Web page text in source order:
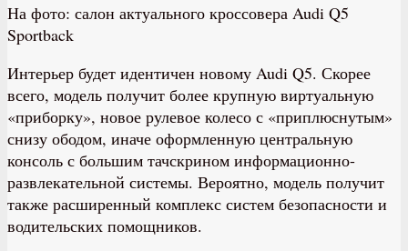
На фото: салон актуального кроссовера Audi Q5
Sportback
Интерьер будет идентичен новому Audi Q5. Скорее
всего, модель получит более крупную виртуальную
«приборку», новое рулевое колесо с «приплюснутым»
снизу ободом, иначе оформленную центральную
консоль с большим тачскрином информационно-
развлекательной системы. Вероятно, модель получит
также расширенный комплекс систем безопасности и
водительских помощников.